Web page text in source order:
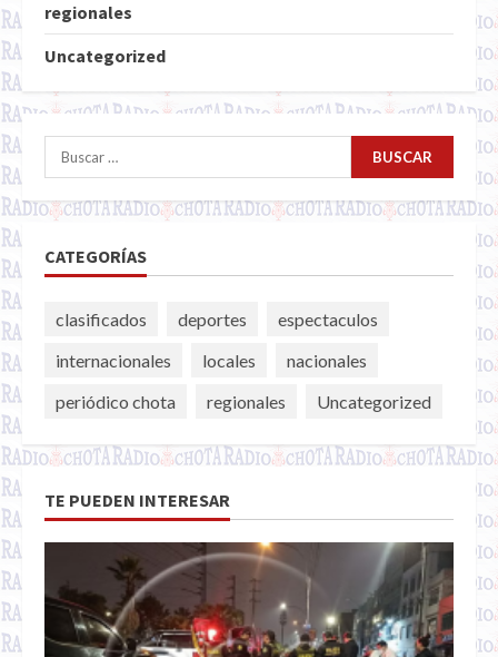
regionales
Uncategorized
Buscar:
CATEGORÍAS
clasificados deportes
espectaculos
internacionales
locales
nacionales
periódico chota
regionales Uncategorized
TE PUEDEN INTERESAR